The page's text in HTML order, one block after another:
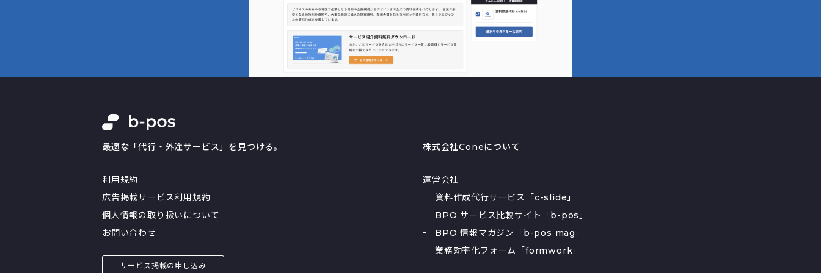
最適な「代行・外注サービス」を見つける。
利用規約
広告掲載サービス利用規約
個人情報の取り扱いについて
お問い合わせ
サービス掲載の申し込み
株式会社Coneについて
運営会社
資料作成代行サービス「c-slide」
BPO サービス比較サイト「b-pos」
BPO 情報マガジン「b-pos mag」
業務効率化フォーム「formwork」